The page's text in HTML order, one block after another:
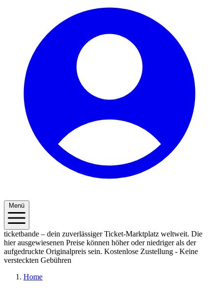
Menü
ticketbande – dein zuverlässiger Ticket-Marktplatz weltweit. Die
hier ausgewiesenen Preise können höher oder niedriger als der
aufgedruckte Originalpreis sein. Kostenlose Zustellung - Keine
versteckten Gebühren
Home